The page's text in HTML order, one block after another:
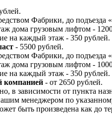
Фабрики, до подъезда
дома грузовым лифтом -
на каждый этаж - 350 рублей.
- 5500 рублей.
Фабрики, до подъезда
дома грузовым лифтом -
на каждый этаж - 350 рублей.
компанией - от 2650 рублей.
в зависимости от пункта
менеджером по
быть произведена как до